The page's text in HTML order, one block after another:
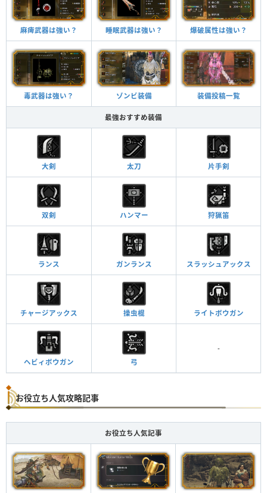
麻痺武器は強い？ 睡眠武器は強い？ 爆破属性は強い？
毒武器は強い？ ゾンビ装備 装備投稿一覧
最強おすすめ装備
大剣 太刀 片手剣
双剣 ハンマー 狩猟笛
ランス ガンランス スラッシュアックス
チャージアックス 操虫棍 ライトボウガン
ヘビィボウガン 弓
-
お役立ち人気攻略記事
お役立ち人気記事